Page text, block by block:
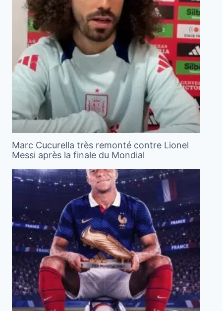
Marc Cucurella très remonté contre Lionel
Messi après la finale du Mondial